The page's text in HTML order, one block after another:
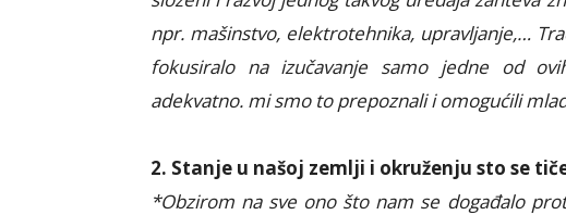
npr. mašinstvo, elektrotehnika, upravljanje,…
fokusiralo na izučavanje samo jedne od
adekvatno. mi smo to prepoznali i omogućili
2. Stanje u našoj zemlji i okruženju sto se
*Obzirom na sve ono što nam se događalo